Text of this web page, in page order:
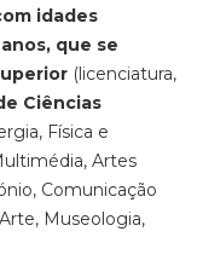
idades
que se
(licenciatura,
Ciências
Física e
Artes
Comunicação
Museologia,